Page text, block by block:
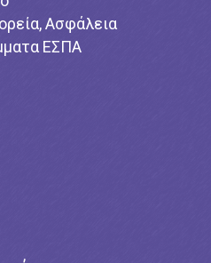
Ασφάλεια
ΕΣΠΑ